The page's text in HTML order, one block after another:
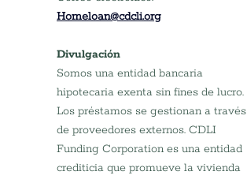
Homeloan@cdcli.org
Divulgación
Somos una entidad bancaria
hipotecaria exenta sin fines de lucro.
Los préstamos se gestionan a través
de proveedores externos. CDLI
Funding Corporation es una entidad
crediticia que promueve la vivienda